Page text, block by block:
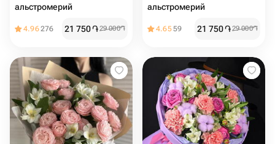
альстромерий
4.96276 21 750֏29 000֏
альстромерий
4.6559 21 750֏29 000֏